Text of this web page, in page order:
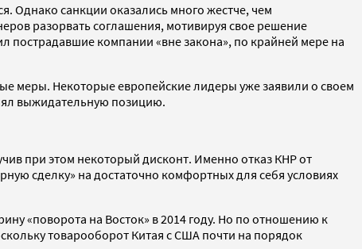
Однако санкции оказались много жестче, чем
разорвать соглашения, мотивируя свое решение
пострадавшие компании «вне закона», по крайней мере на
меры. Некоторые европейские лидеры уже заявили о своем
выжидательную позицию.
при этом некоторый дисконт. Именно отказ КНР от
сделку» на достаточно комфортных для себя условиях
«поворота на Восток» в 2014 году. Но по отношению к
товарооборот Китая с США почти на порядок